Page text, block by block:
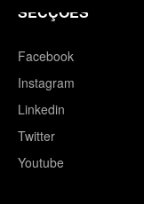
SECÇÕES
Facebook
Instagram
Linkedin
Twitter
Youtube